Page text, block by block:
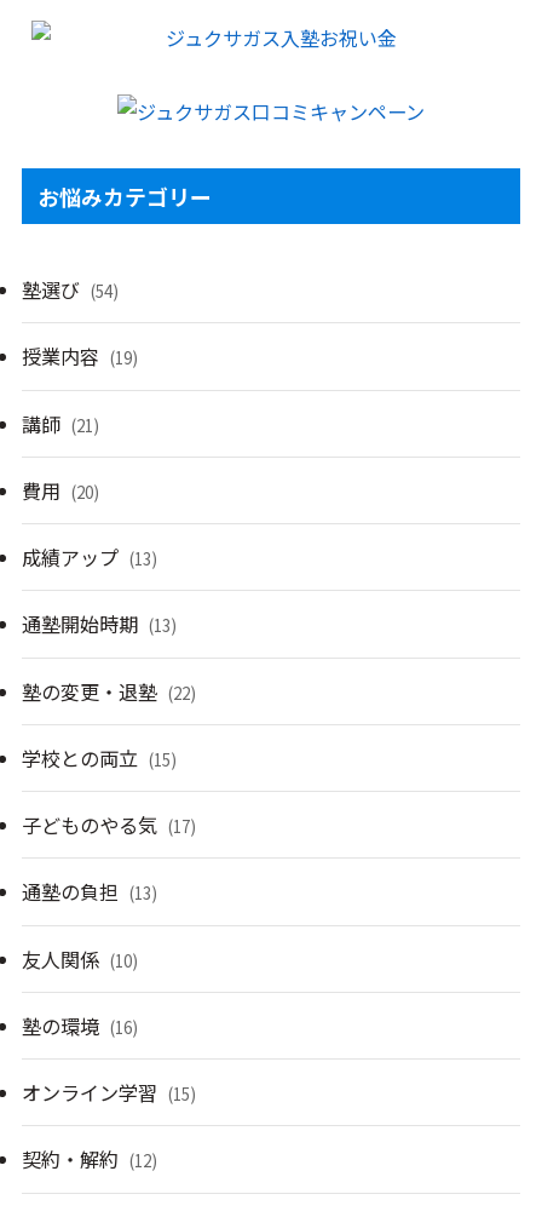
お悩みカテゴリー
塾選び (54)
授業内容 (19)
講師 (21)
費用 (20)
成績アップ (13)
通塾開始時期 (13)
塾の変更・退塾 (22)
学校との両立 (15)
子どものやる気 (17)
通塾の負担 (13)
友人関係 (10)
塾の環境 (16)
オンライン学習 (15)
契約・解約 (12)